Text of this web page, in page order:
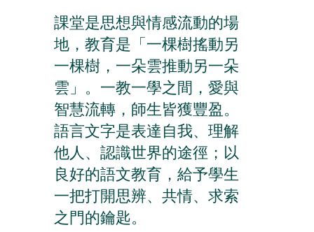
課堂是思想與情感流動的場
地，教育是「一棵樹搖動另
一棵樹，一朵雲推動另一朵
雲」。一教一學之間，愛與
智慧流轉，師生皆獲豐盈。
語言文字是表達自我、理解
他人、認識世界的途徑；以
良好的語文教育，給予學生
一把打開思辨、共情、求索
之門的鑰匙。